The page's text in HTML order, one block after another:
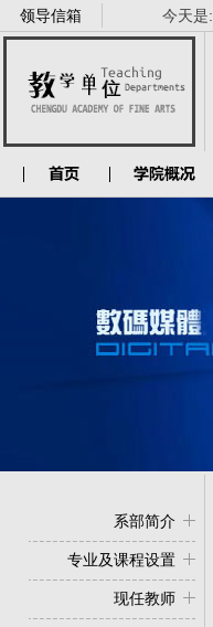
领导信箱 今天是:
系部简介
专业及课程设置
现任教师